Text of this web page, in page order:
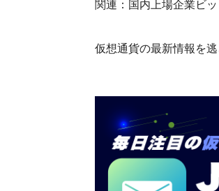
関連： 国内上場企業ビ
仮想通貨の最新情報を